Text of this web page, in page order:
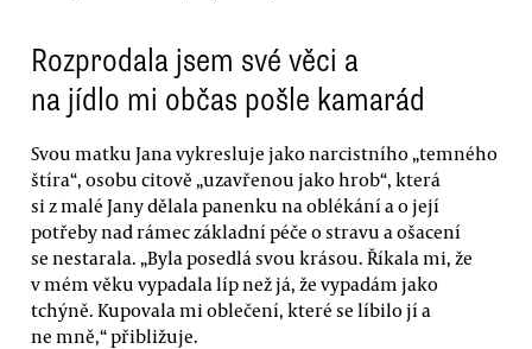
Rozprodala jsem své věci a
na jídlo mi občas pošle kamarád
Svou matku Jana vykresluje jako narcistního „temného
štíra“, osobu citově „uzavřenou jako hrob“, která
si z malé Jany dělala panenku na oblékání a o její
potřeby nad rámec základní péče o stravu a ošacení
se nestarala. „Byla posedlá svou krásou. Říkala mi, že
v mém věku vypadala líp než já, že vypadám jako
tchýně. Kupovala mi oblečení, které se líbilo jí a
ne mně,“ přibližuje.